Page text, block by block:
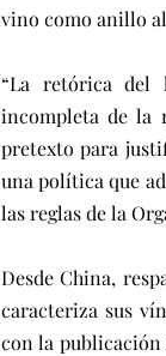
vino como anillo
“La retórica del
incompleta de la
pretexto para
una política que
las reglas de la
Desde China,
caracteriza sus
con la publicación